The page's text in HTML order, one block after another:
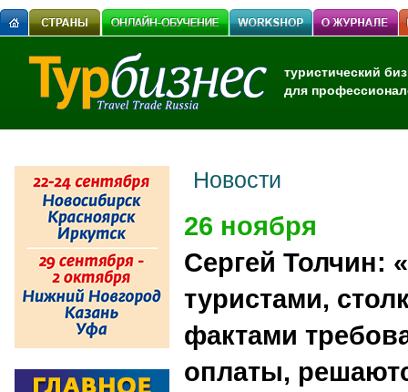
туристический
для
Новости
26 ноября
Сергей Толчин:
туристами,
фактами
оплаты,